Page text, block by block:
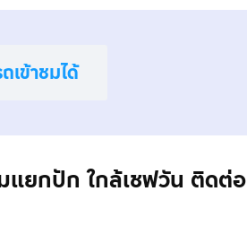
เข้าชมได้
แยกปัก ใกล้เชฟวัน ติดต่อ